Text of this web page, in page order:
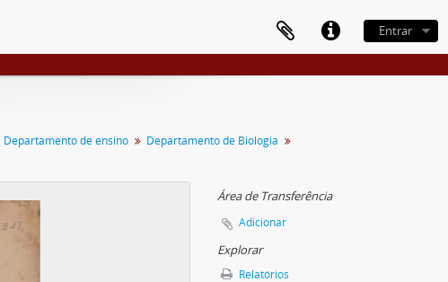
Entrar
Departamento de ensino
Departamento de Biologia
Área de Transferência
Adicionar
Explorar
Relatórios